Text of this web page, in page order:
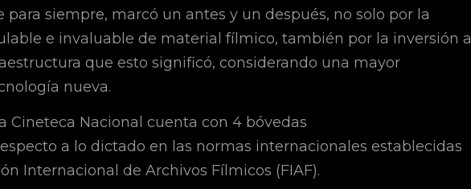
para siempre, marcó un antes y un después, no solo por la
e invaluable de material fílmico, también por la inversión a
que esto significó, considerando una mayor
nueva.
Cineteca Nacional cuenta con 4 bóvedas
a lo dictado en las normas internacionales establecidas
Internacional de Archivos Fílmicos (FIAF).